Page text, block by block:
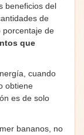
beneficios del
de
porcentaje de
que
cuando
obtiene
es de solo
bananos, no